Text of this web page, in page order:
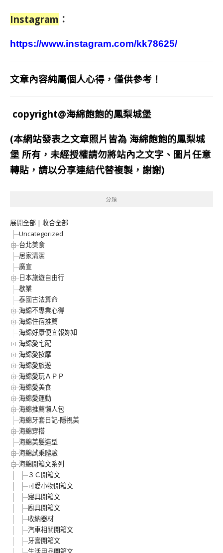
Instagram ：
https://www.instagram.com/kk78625/
文章內容純屬個人心得，僅供參考！
copyright@海綿飽飽的鳳梨城堡
(本網站發表之文章照片皆為 海綿飽飽的鳳梨城
堡 所有，未經授權請勿將站內之文字、圖片任意
轉貼，請以分享連結代替複製，謝謝)
分類
展開全部 | 收合全部
Uncategorized
台北美食
居家清潔
廣宣
日本旅遊自由行
歇業
泰國古法算命
海綿不專業心得
海綿住宿推薦
海綿好康便宜報妳知
海綿愛宅配
海綿愛按摩
海綿愛旅遊
海綿愛玩ＡＰＰ
海綿愛美食
海綿愛運動
海綿推薦懶人包
海綿牙套日記-隱視美
海綿穿搭
海綿美髮造型
海綿試乘體驗
海綿開箱文系列
３Ｃ開箱文
可愛小物開箱文
寢具開箱文
廚具開箱文
收納器材
汽車相關開箱文
牙膏開箱文